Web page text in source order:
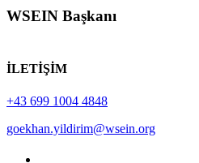
WSEIN Başkanı
İLETİŞİM
+43 699 1004 4848
goekhan.yildirim@wsein.org